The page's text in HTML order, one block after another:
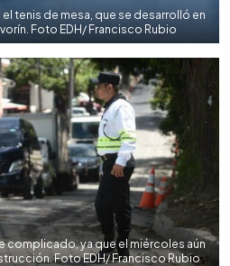
tenis de mesa, que se desarrolló en
Foto EDH/ Francisco Rubio
complicado, ya que el miércoles aún
Foto EDH/ Francisco Rubio